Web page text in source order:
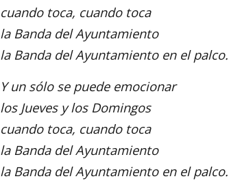
cuando toca, cuando toca
la Banda del Ayuntamiento
la Banda del Ayuntamiento en el palco.
Y un sólo se puede emocionar
los Jueves y los Domingos
cuando toca, cuando toca
la Banda del Ayuntamiento
la Banda del Ayuntamiento en el palco.